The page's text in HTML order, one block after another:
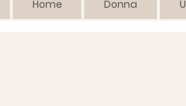
Home Donna